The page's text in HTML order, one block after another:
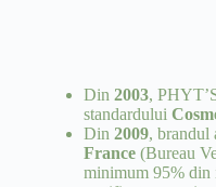
Din 2003,
standardului
Din 2009, brandul
France(Bureau
minimum 95% din